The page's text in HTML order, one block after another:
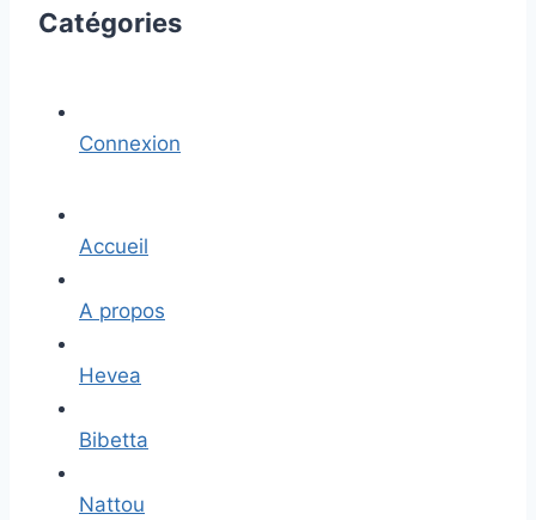
Catégories
Connexion
Accueil
A propos
Hevea
Bibetta
Nattou